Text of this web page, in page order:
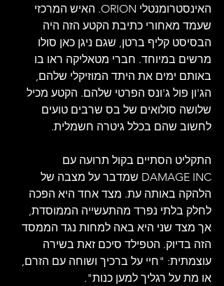
האינסטרומנטלי ORION. האיש המרכזי
שעמד מאחורי כתיבת הקטע הזה היה
הבסיסט קליף ברטן, שגם ניגן כאן סולו
מרשים במיוחד. חברי מטאליקה ראו בו
באותם ימים את היתד המוזיקלי שלהם,
הג'ון פול ג'ונס הפרטי שלהם. הקטע מכיל
שלושה סולואים של בס שרבים טועים
לחשוב שהם בכלל גיטרה חשמלית.
התקליט הסתיים בקול תרועה עם
DAMAGE INC שמדבר על מצבה של
הלהקה באותה עת. מצד אחד היא הפכה
לחלק בלתי נפרד מהתעשייה הממוסדת,
אך מצד שני היא באה למחות נגד הממסד
הזה בדיוק. הטפילד סיכם זאת בשירה
עוצמתית: "חיי על ברכיך ושוחה עם הזרם,
או מת על רגליך למען כנות".